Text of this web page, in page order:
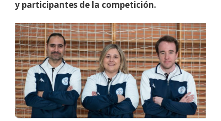
y participantes de la competición.